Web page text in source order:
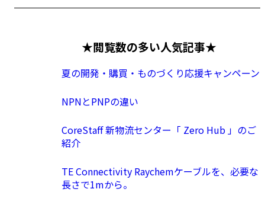
★閲覧数の多い人気記事★
夏の開発・購買・ものづくり応援キャンペーン
NPNとPNPの違い
CoreStaff 新物流センター「 Zero Hub 」のご
紹介
TE Connectivity Raychemケーブルを、必要な
長さで1mから。